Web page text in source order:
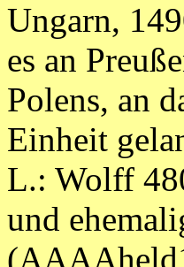
Ungarn,
es an
Polens, an
Einheit
L.: Wolff
und